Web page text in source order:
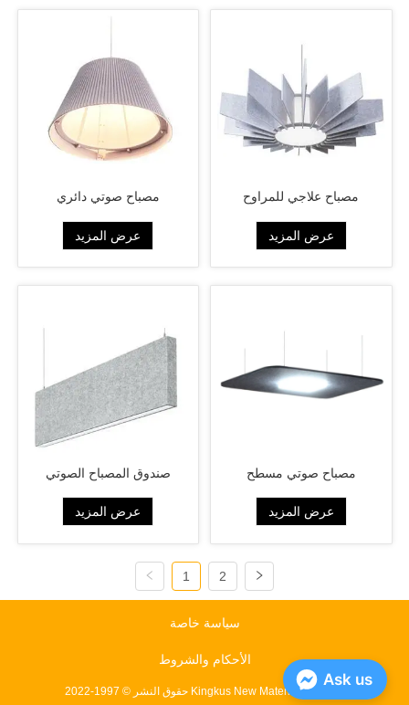
مصباح صوتي دائري
عرض المزيد
مصباح علاجي للمراوح
عرض المزيد
صندوق المصباح الصوتي
عرض المزيد
مصباح صوتي مسطح
عرض المزيد
1 2
سياسة خاصة
الأحكام والشروط
حقوق النشر © 1997-2022 Kingkus New Material Co.، Ltd.
Ask us